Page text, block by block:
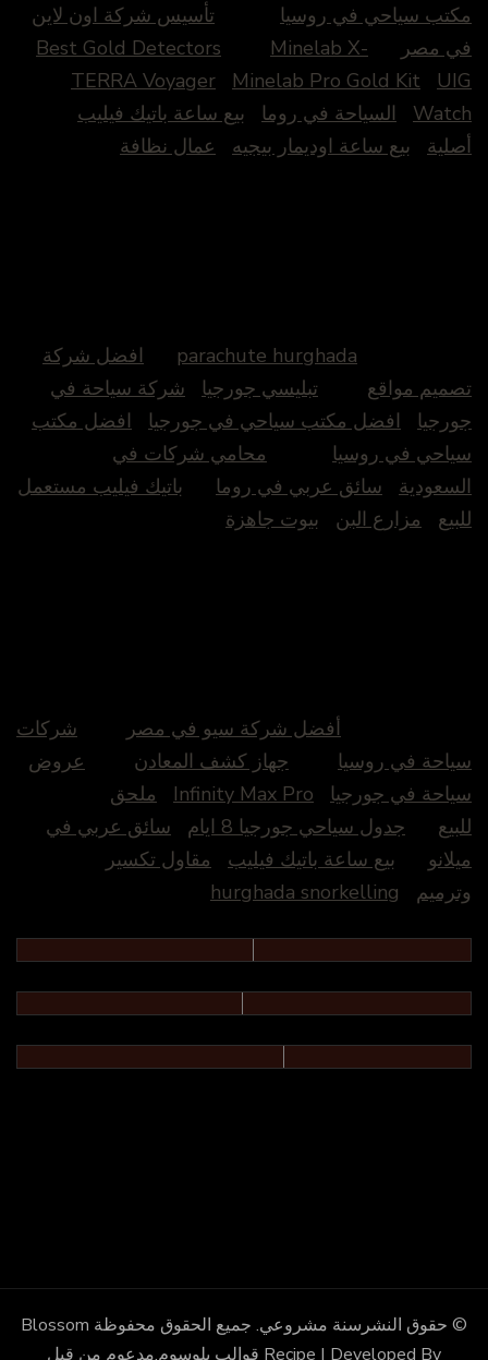
مكتب سياحي في روسيا
تأسيس شركة اون لاين
في مصر
Best Gold Detectors
Minelab X-
TERRA Voyager
Minelab Pro Gold Kit
UIG
Watch
السياحة في روما
بيع ساعة باتيك فيليب
أصلية
بيع ساعة اوديمار بيجيه عمال نظافة
parachute hurghada
افضل شركة
تصميم مواقع
تبليسي جورجيا
شركة سياحة في
جورجيا
افضل مكتب سياحي في جورجيا
افضل مكتب
سياحي في روسيا
محامي شركات في
السعودية
سائق عربي في روما
باتيك فيليب مستعمل
للبيع
مزارع البن بيوت جاهزة
أفضل شركة سيو في مصر
شركات
سياحة في روسيا
جهاز كشف المعادن
عروض
سياحة في جورجيا
Infinity Max Pro
ملحق
للبيع
جدول سياحي جورجيا 8 ايام
سائق عربي في
ميلانو
بيع ساعة باتيك فيليب
مقاول تكسير
وترميم
hurghada snorkelling
© حقوق النشرسنة مشروعي. جميع الحقوق محفوظة Blossom
Recipe | Developed By قوالب بلوسوم.مدعوم من قِبل